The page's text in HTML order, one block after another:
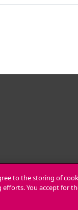
to the storing of
You accept for